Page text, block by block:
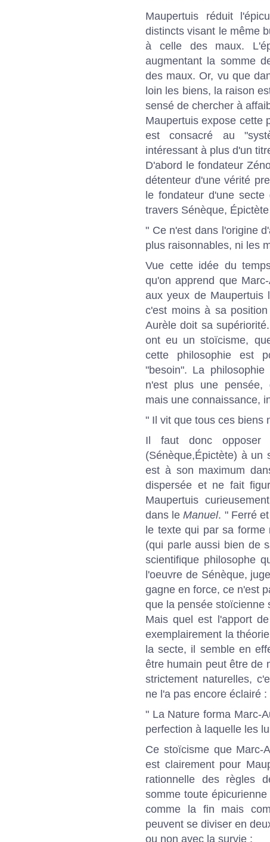
Maupertuis réduit
distincts visant le même
à celle des maux.
augmentant la somme
des maux. Or, vu que
loin les biens, la raison
sensé de chercher à
Maupertuis expose cette
est consacré au
intéressant à plus d'un
D'abord le fondateur
détenteur d'une vérité
le fondateur d'une
travers Sénèque,
" Ce n'est dans l'origine
plus raisonnables, ni les
Vue cette idée du
qu'on apprend que
aux yeux de Maupertuis
c'est moins à sa
Aurèle doit sa
ont eu un stoïcisme,
cette philosophie est
"besoin". La
n'est plus une pensée,
mais une connaissance,
" Il vit que tous ces biens
Il faut donc
(Sénèque,Épictète) à un
est à son maximum
dispersée et ne fait
Maupertuis
dans leManuel. " Ferré
le texte qui par sa forme
(qui parle aussi bien de
scientifique philosophe
l'oeuvre de Sénèque,
gagne en force, ce n'est
que la pensée stoïcienne
Mais quel est l'apport
exemplairement la
la secte, il semble en
être humain peut être de
strictement naturelles,
ne l'a pas encore éclairé :
" La Nature forma Marc-
perfection à laquelle les
Ce stoïcisme que Marc-
est clairement pour
rationnelle des règles
somme toute
comme la fin mais
peuvent se diviser en
ou non avec la survie :